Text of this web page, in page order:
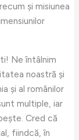
și misiunea
Ne întâlnim
noastră și
și al românilor
multiple, iar
Cred că
fiindcă, în